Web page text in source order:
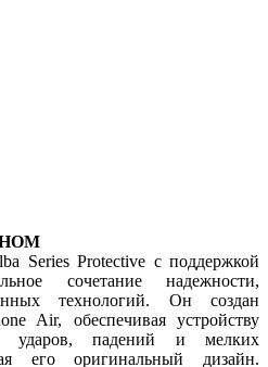
Series Protective с поддержкой
сочетание надежности,
технологий. Он создан
Air, обеспечивая устройству
ударов, падений и мелких
его оригинальный дизайн.